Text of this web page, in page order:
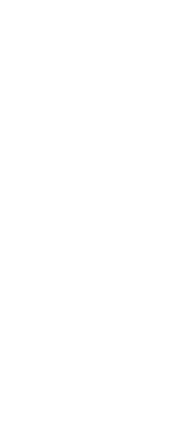
محمول
على الهواتف
ولكن ، إذا كنت لا
في أبعاد
خيار لك هو